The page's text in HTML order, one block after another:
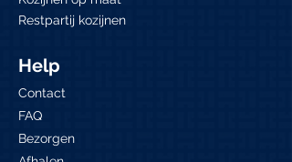
Restpartij kozijnen
Help
Contact
FAQ
Bezorgen